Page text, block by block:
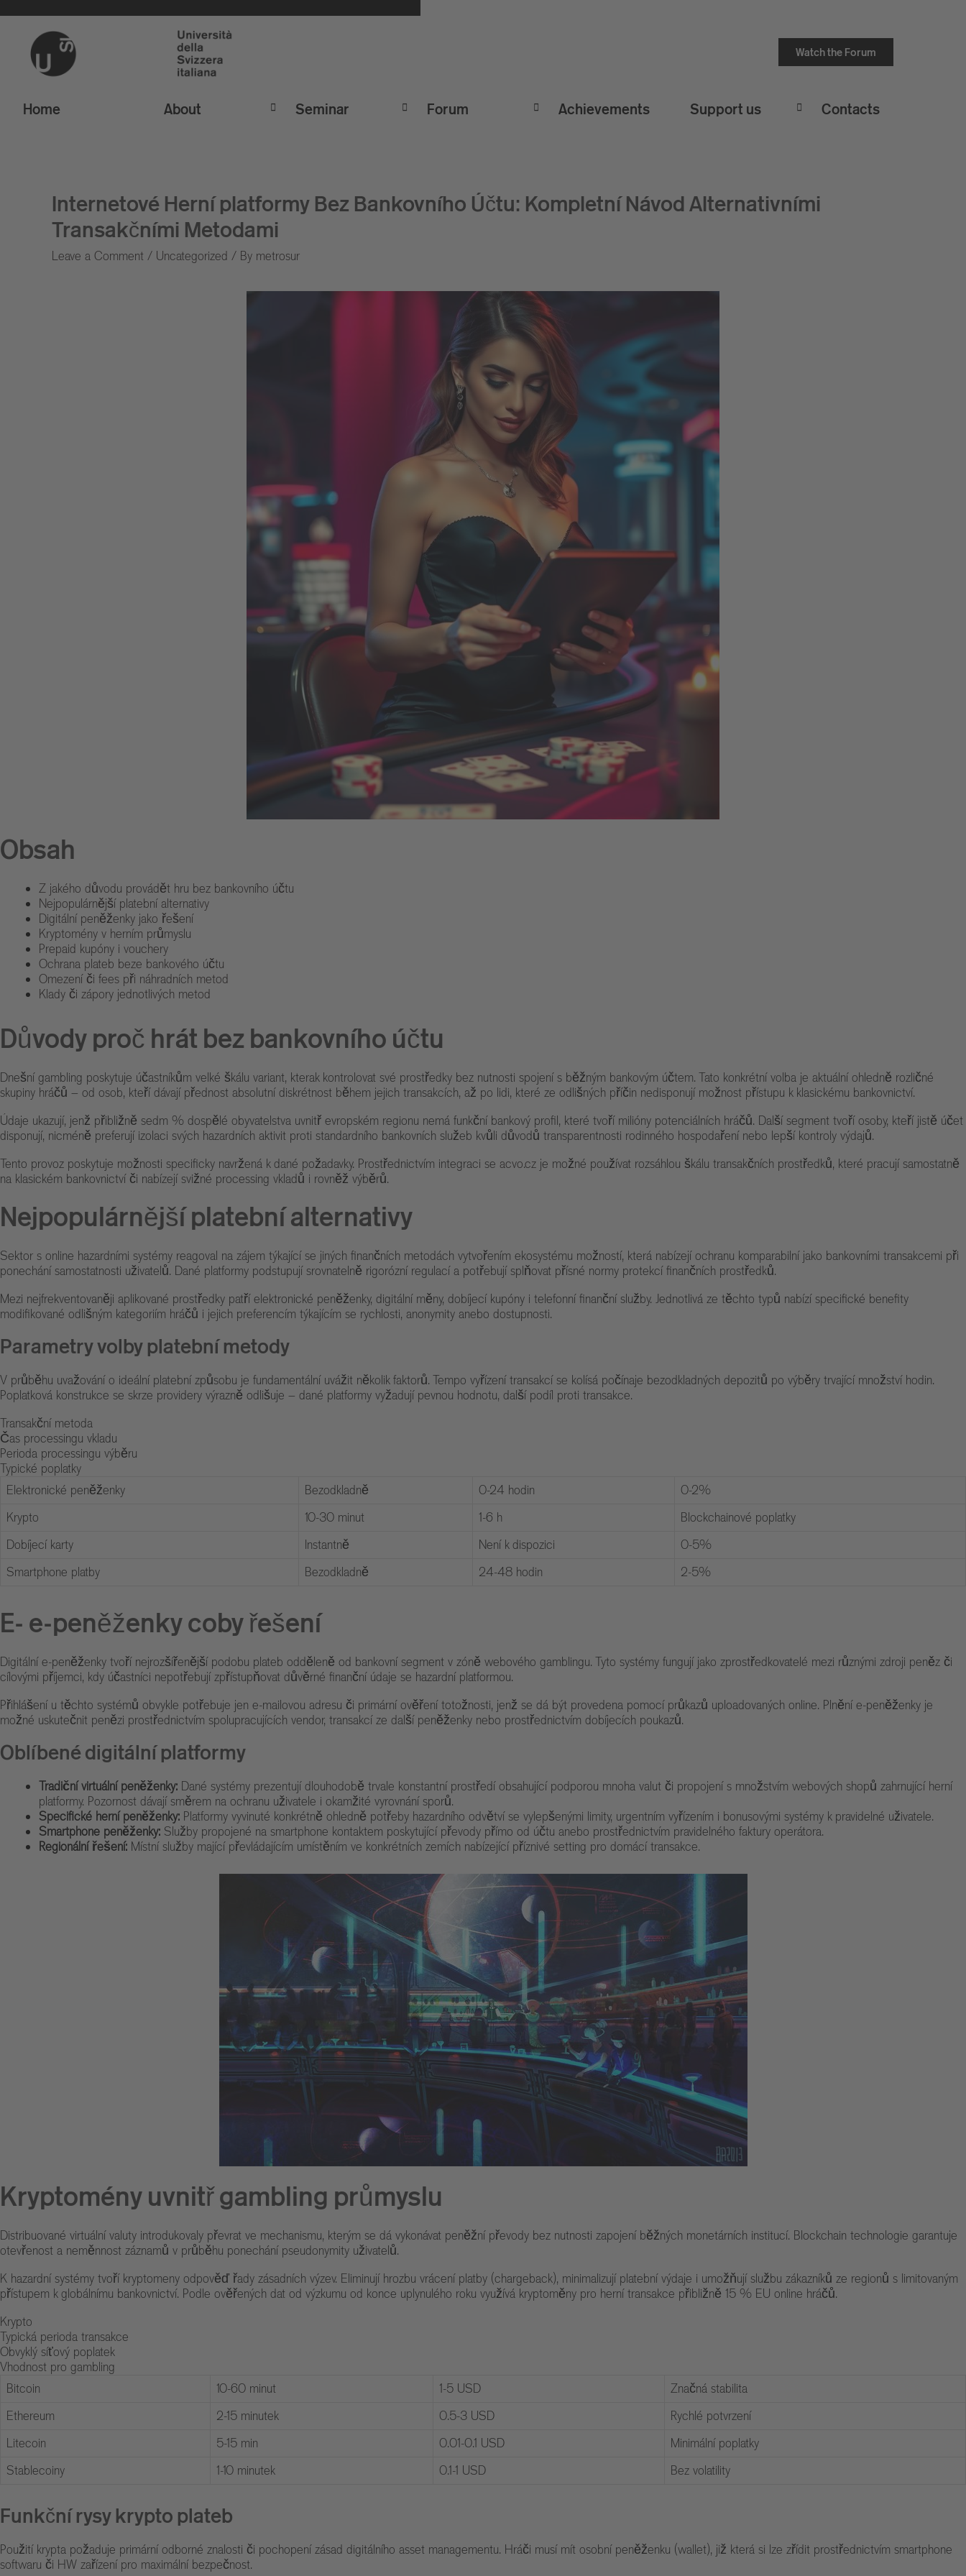
Watch the Forum
Home About Seminar Forum Achievements Support us Contacts
Internetové Herní platformy Bez Bankovního Účtu: Kompletní Návod Alternativními
Transakčními Metodami
Leave a Comment / Uncategorized / By metrosur
Obsah
Z jakého důvodu provádět hru bez bankovního účtu
Nejpopulárnější platební alternativy
Digitální peněženky jako řešení
Kryptomény v herním průmyslu
Prepaid kupóny i vouchery
Ochrana plateb beze bankového účtu
Omezení či fees při náhradních metod
Klady či zápory jednotlivých metod
Důvody proč hrát bez bankovního účtu
Dnešní gambling poskytuje účastníkům velké škálu variant, kterak kontrolovat své prostředky bez nutnosti spojení s běžným bankovým účtem. Tato konkrétní volba je aktuální ohledně rozličné
skupiny hráčů – od osob, kteří dávají přednost absolutní diskrétnost během jejich transakcích, až po lidi, které ze odlišných příčin nedisponují možnost přístupu k klasickému bankovnictví.
Údaje ukazují, jenž přibližně sedm % dospělé obyvatelstva uvnitř evropském regionu nemá funkční bankový profil, které tvoří milióny potenciálních hráčů. Další segment tvoří osoby, kteří jistě účet
disponují, nicméně preferují izolaci svých hazardních aktivit proti standardního bankovních služeb kvůli důvodů transparentnosti rodinného hospodaření nebo lepší kontroly výdajů.
Tento provoz poskytuje možnosti specificky navržená k dané požadavky. Prostřednictvím integraci se acvo.cz je možné používat rozsáhlou škálu transakčních prostředků, které pracují samostatně
na klasickém bankovnictví či nabízejí svižné processing vkladů i rovněž výběrů.
Nejpopulárnější platební alternativy
Sektor s online hazardními systémy reagoval na zájem týkající se jiných finančních metodách vytvořením ekosystému možností, která nabízejí ochranu komparabilní jako bankovními transakcemi při
ponechání samostatnosti uživatelů. Dané platformy podstupují srovnatelně rigorózní regulací a potřebují splňovat přísné normy protekcí finančních prostředků.
Mezi nejfrekventovaněji aplikované prostředky patří elektronické peněženky, digitální měny, dobíjecí kupóny i telefonní finanční služby. Jednotlivá ze těchto typů nabízí specifické benefity
modifikované odlišným kategoriím hráčů i jejich preferencím týkajícím se rychlosti, anonymity anebo dostupnosti.
Parametry volby platební metody
V průběhu uvažování o ideální platební způsobu je fundamentální uvážit několik faktorů. Tempo vyřízení transakcí se kolísá počínaje bezodkladných depozitů po výběry trvající množství hodin.
Poplatková konstrukce se skrze providery výrazně odlišuje – dané platformy vyžadují pevnou hodnotu, další podíl proti transakce.
Transakční metoda
Čas processingu vkladu
Perioda processingu výběru
Typické poplatky
Elektronické peněženky
Bezodkladně 0-24 hodin
0-2%
Krypto
10-30 minut 1-6 h
Blockchainové poplatky
Dobíjecí karty
Instantně Není k dispozici
0-5%
Smartphone platby
Bezodkladně 24-48 hodin 2-5%
E- e-peněženky coby řešení
Digitální e-peněženky tvoří nejrozšířenější podobu plateb odděleně od bankovní segment v zóně webového gamblingu. Tyto systémy fungují jako zprostředkovatelé mezi různými zdroji peněz či
cílovými příjemci, kdy účastníci nepotřebují zpřístupňovat důvěrné finanční údaje se hazardní platformou.
Přihlášení u těchto systémů obvykle potřebuje jen e-mailovou adresu či primární ověření totožnosti, jenž se dá být provedena pomocí průkazů uploadovaných online. Plnění e-peněženky je
možné uskutečnit penězi prostřednictvím spolupracujících vendor, transakcí ze další peněženky nebo prostřednictvím dobíjecích poukazů.
Oblíbené digitální platformy
Tradiční virtuální peněženky: Dané systémy prezentují dlouhodobě trvale konstantní prostředí obsahující podporou mnoha valut či propojení s množstvím webových shopů zahrnující herní
platformy. Pozornost dávají směrem na ochranu uživatele i okamžité vyrovnání sporů.
Specifické herní peněženky: Platformy vyvinuté konkrétně ohledně potřeby hazardního odvětví se vylepšenými limity, urgentním vyřízením i bonusovými systémy k pravidelné uživatele.
Smartphone peněženky: Služby propojené na smartphone kontaktem poskytující převody přímo od účtu anebo prostřednictvím pravidelného faktury operátora.
Regionální řešení: Místní služby mající převládajícím umístěním ve konkrétních zemích nabízející příznivé setting pro domácí transakce.
Kryptomény uvnitř gambling průmyslu
Distribuované virtuální valuty introdukovaly převrat ve mechanismu, kterým se dá vykonávat peněžní převody bez nutnosti zapojení běžných monetárních institucí. Blockchain technologie garantuje
otevřenost a neměnnost záznamů v průběhu ponechání pseudonymity uživatelů.
K hazardní systémy tvoří kryptomeny odpověď řady zásadních výzev. Eliminují hrozbu vrácení platby (chargeback), minimalizují platební výdaje i umožňují službu zákazníků ze regionů s limitovaným
přístupem k globálnímu bankovnictví. Podle ověřených dat od výzkumu od konce uplynulého roku využívá kryptoměny pro herní transakce přibližně 15 % EU online hráčů.
Krypto
Typická perioda transakce
Obvyklý síťový poplatek
Vhodnost pro gambling
Bitcoin
10-60 minut 1-5 USD
Značná stabilita
Ethereum
2-15 minutek 0.5-3 USD
Rychlé potvrzení
Litecoin
5-15 min 0.01-0.1 USD
Minimální poplatky
Stablecoiny
1-10 minutek 0.1-1 USD Bez volatility
Funkční rysy krypto plateb
Použití krypta požaduje primární odborné znalosti či pochopení zásad digitálního asset managementu. Hráči musí mít osobní peněženku (wallet), již která si lze zřídit prostřednictvím smartphone
softwaru či HW zařízení pro maximální bezpečnost.